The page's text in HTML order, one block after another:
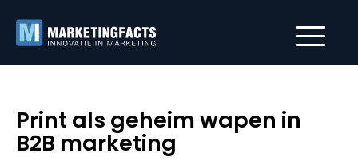
Print als geheim wapen in
B2B marketing